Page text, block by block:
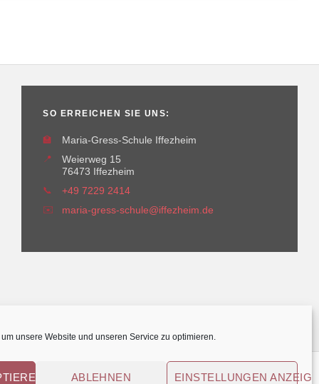
unsere Website und unseren Service zu optimieren.
ABLEHNEN EINSTELLUNGEN
SO ERREICHEN SIE UNS:
🏫
Maria-Gress-Schule Iffezheim
📍
Weierweg 15
76473 Iffezheim
📞
+49 7229 2414
✉️
maria-gress-schule@iffezheim.de
© Maria-Gress-Schule Iffezheim